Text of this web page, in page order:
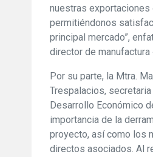
nuestras exportaciones
permitiéndonos
principal mercado”,
director de manufactura
Por su parte, la Mtra.
Trespalacios,
Desarrollo Económico
importancia de la
proyecto, así como los
directos asociados. Al